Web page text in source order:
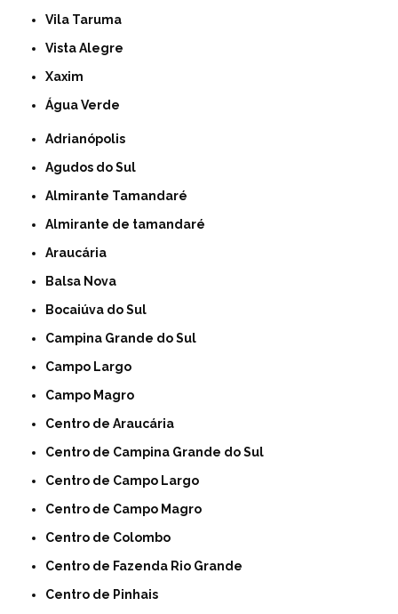
Vila Taruma
Vista Alegre
Xaxim
Água Verde
Adrianópolis
Agudos do Sul
Almirante Tamandaré
Almirante de tamandaré
Araucária
Balsa Nova
Bocaiúva do Sul
Campina Grande do Sul
Campo Largo
Campo Magro
Centro de Araucária
Centro de Campina Grande do Sul
Centro de Campo Largo
Centro de Campo Magro
Centro de Colombo
Centro de Fazenda Rio Grande
Centro de Pinhais